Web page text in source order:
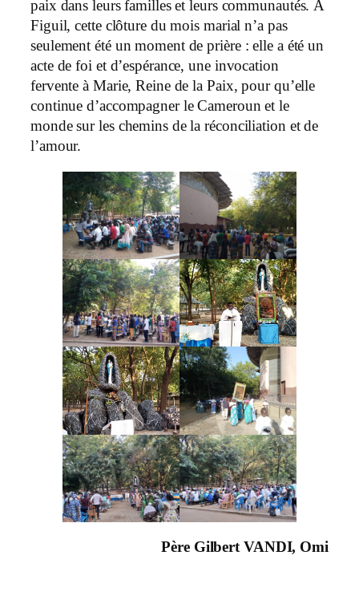
paix dans leurs familles et leurs communautés. À
Figuil, cette clôture du mois marial n’a pas
seulement été un moment de prière : elle a été un
acte de foi et d’espérance, une invocation
fervente à Marie, Reine de la Paix, pour qu’elle
continue d’accompagner le Cameroun et le
monde sur les chemins de la réconciliation et de
l’amour.
Père Gilbert VANDI, Omi